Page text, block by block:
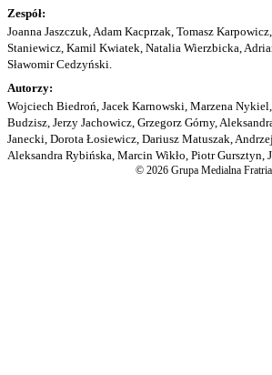
Zespół:
Joanna Jaszczuk, Adam Kacprzak, Tomasz
Staniewicz, Kamil Kwiatek, Natalia Wierzbicka,
Sławomir Cedzyński.
Autorzy:
Wojciech Biedroń, Jacek Karnowski, Marzena
Budzisz, Jerzy Jachowicz, Grzegorz Górny,
Janecki, Dorota Łosiewicz, Dariusz Matuszak,
Aleksandra Rybińska, Marcin Wikło, Piotr Gursztyn,
© 2026 Grupa Medialna Fratria